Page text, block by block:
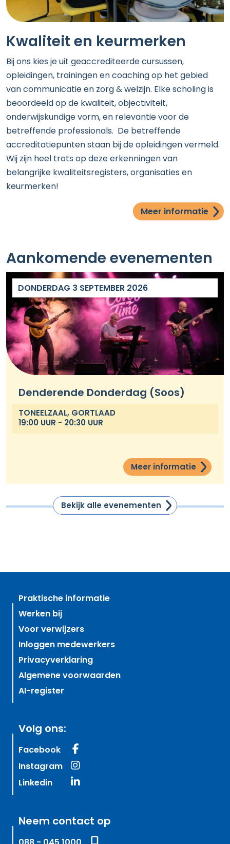
Kwaliteit en keurmerken
Bij ons kies je uit geaccrediteerde cursussen,
opleidingen, trainingen en coaching op het gebied
van communicatie en zorg & welzijn. Elke scholing is
beoordeeld op de kwaliteit, objectiviteit,
onderwijskundige vorm, en relevantie voor de
betreffende professionals. De betreffende
accreditatiepunten staan bij de opleidingen vermeld.
Wij zijn heel trots op deze erkenningen van
belangrijke kwaliteitsregisters, organisaties en
keurmerken!
Meer informatie
Aankomende evenementen
DONDERDAG 3 SEPTEMBER 2026
Denderende Donderdag (Soos)
TONEELZAAL, GORTLAAD
19:00 UUR - 20:30 UUR
Meer informatie
Bekijk alle evenementen
Praktische informatie
Werken bij
Voor verwijzers
Inloggen medewerkers
Privacyverklaring
Algemene voorwaarden
AI-register
Volg ons:
Facebook
Instagram
Linkedin
Neem contact op